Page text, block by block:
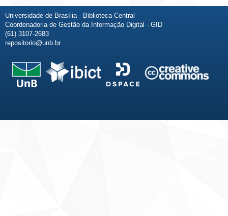
Universidade de Brasília - Biblioteca Central
Coordenadoria de Gestão da Informação Digital - GID
(61) 3107-2683
repositorio@unb.br